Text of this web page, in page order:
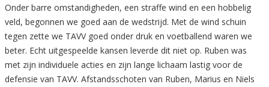
Onder barre omstandigheden, een straffe wind en een hobbelig
veld, begonnen we goed aan de wedstrijd. Met de wind schuin
tegen zette we TAVV goed onder druk en voetballend waren we
beter. Echt uitgespeelde kansen leverde dit niet op. Ruben was
met zijn individuele acties en zijn lange lichaam lastig voor de
defensie van TAVV. Afstandsschoten van Ruben, Marius en Niels